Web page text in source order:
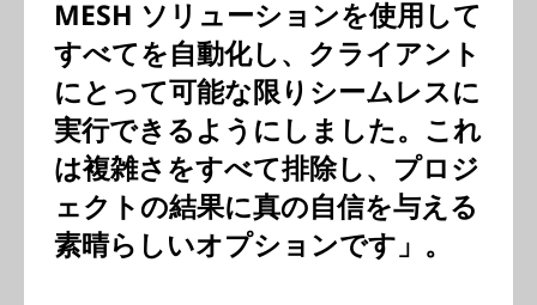
MESH ソリューションを使用して
すべてを自動化し、クライアント
にとって可能な限りシームレスに
実行できるようにしました。これ
は複雑さをすべて排除し、プロジ
ェクトの結果に真の自信を与える
素晴らしいオプションです」。